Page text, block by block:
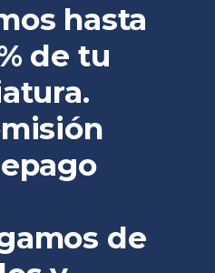
hasta
de tu
de